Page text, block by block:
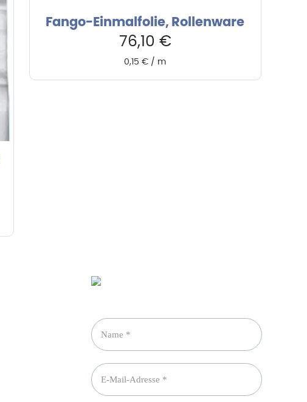
Fango-Einmalfolie, Rollenware
76,10 €
0,15€ / m